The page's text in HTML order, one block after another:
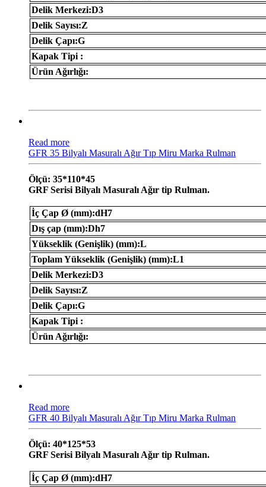
Delik Merkezi:D3
Delik Sayısı:Z
Delik Çapı:G
Kapak Tipi :
Ürün Ağırlığı:
Read more
GFR 35 Bilyalı Masuralı Ağır Tıp Miru Marka Rulman
Ölçü: 35*110*45
GRF Serisi Bilyalı Masuralı Ağır tip Rulman.
İç Çap Ø (mm):dH7
Dış çap (mm):Dh7
Yükseklik (Genişlik) (mm):L
Toplam Yükseklik (Genişlik) (mm):L1
Delik Merkezi:D3
Delik Sayısı:Z
Delik Çapı:G
Kapak Tipi :
Ürün Ağırlığı:
Read more
GFR 40 Bilyalı Masuralı Ağır Tıp Miru Marka Rulman
Ölçü: 40*125*53
GRF Serisi Bilyalı Masuralı Ağır tip Rulman.
İç Çap Ø (mm):dH7